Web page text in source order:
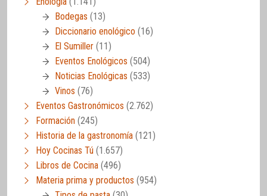
Bodegas (13)
Diccionario enológico (16)
El Sumiller (11)
Eventos Enológicos (504)
Noticias Enológicas (533)
Vinos (76)
Eventos Gastronómicos (2.762)
Formación (245)
Historia de la gastronomía (121)
Hoy Cocinas Tú (1.657)
Libros de Cocina (496)
Materia prima y productos (954)